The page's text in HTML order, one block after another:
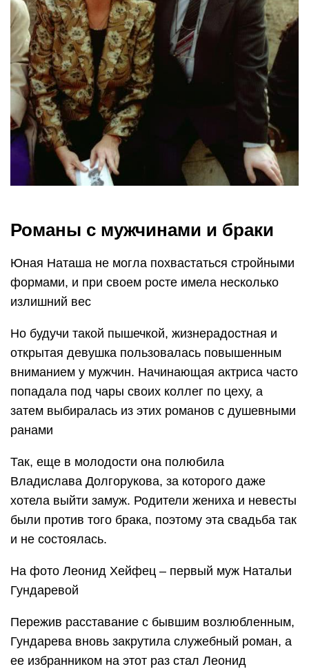
Романы с мужчинами и браки
Юная Наташа не могла похвастаться стройными
формами, и при своем росте имела несколько
излишний вес
Но будучи такой пышечкой, жизнерадостная и
открытая девушка пользовалась повышенным
вниманием у мужчин. Начинающая актриса часто
попадала под чары своих коллег по цеху, а
затем выбиралась из этих романов с душевными
ранами
Так, еще в молодости она полюбила
Владислава Долгорукова, за которого даже
хотела выйти замуж. Родители жениха и невесты
были против того брака, поэтому эта свадьба так
и не состоялась.
На фото Леонид Хейфец – первый муж Натальи
Гундаревой
Пережив расставание с бывшим возлюбленным,
Гундарева вновь закрутила служебный роман, а
ее избранником на этот раз стал Леонид